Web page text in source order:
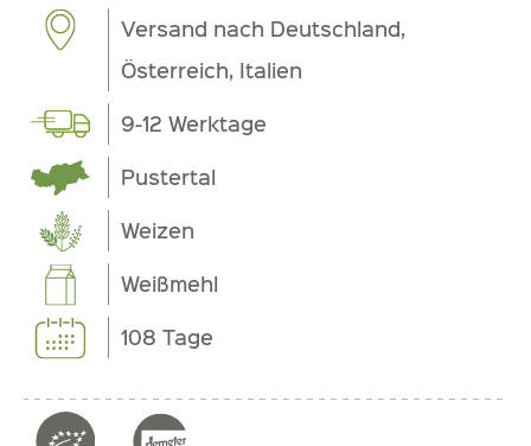
Versand nach Deutschland,
Österreich, Italien
9-12 Werktage
Pustertal
Weizen
Weißmehl
108 Tage